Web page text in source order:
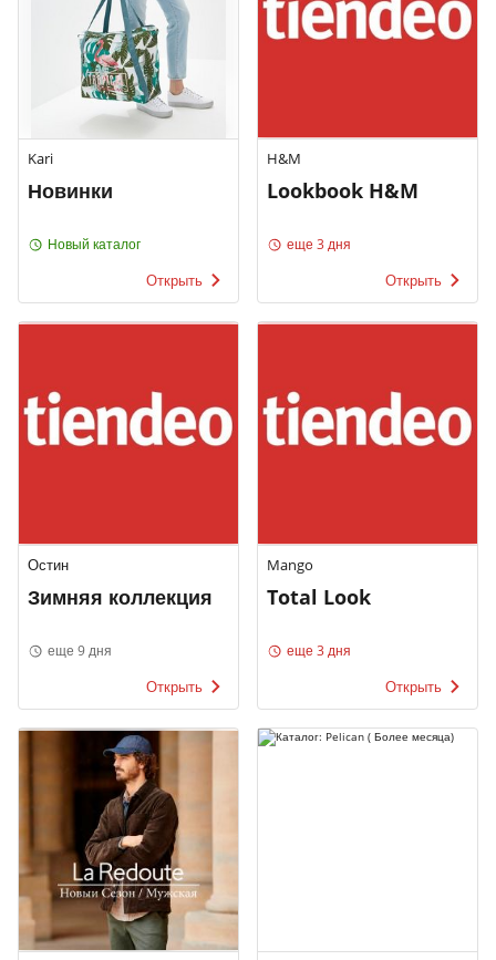
Kari
Новинки
Новый каталог
Открыть
H&M
Lookbook H&M
еще 3 дня
Открыть
Остин
Зимняя коллекция
еще 9 дня
Открыть
Mango
Total Look
еще 3 дня
Открыть